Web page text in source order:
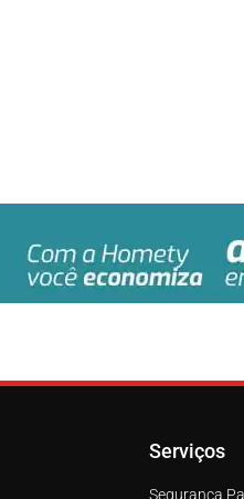
Serviços
Segurança